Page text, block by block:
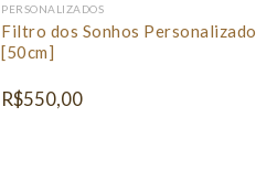
PERSONALIZADOS
Filtro dos Sonhos Personalizado
[50cm]
R$550,00